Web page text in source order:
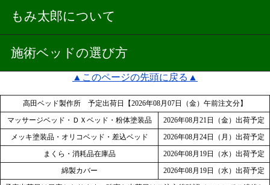
もみ太郎について
施術ベッドの選び方
▲このページの先頭に戻る▲
高田ベッド製作所 予定出荷日【2026年08月07日（金）午前注文分】
マッサージベッド・ＤＸベッド・粉体塗装品
2026年08月21日（金）出荷予定
メッキ塗装品・オリコベッド・差込ベッド
2026年08月24日（月）出荷予定
まくら・消耗品在庫品
2026年08月19日（水）出荷予定
綿製カバー
2026年08月19日（水）出荷予定